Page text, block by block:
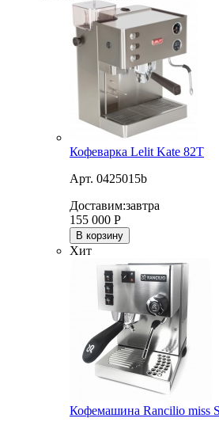
Кофеварка Lelit Kate 82T
Арт. 0425015b
Доставим:завтра
155 000 Р
В корзину
Хит
Кофемашина Rancilio miss